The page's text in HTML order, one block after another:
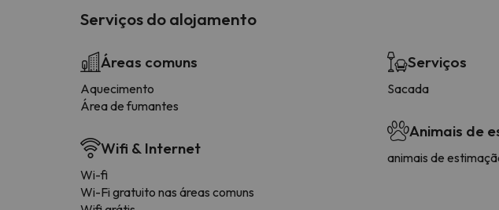
Serviços do alojamento
Áreas comuns
Aquecimento
Área de fumantes
Wifi & Internet
Wi-fi
Wi-Fi gratuito nas áreas comuns
Serviços
Sacada
Animais de
animais de